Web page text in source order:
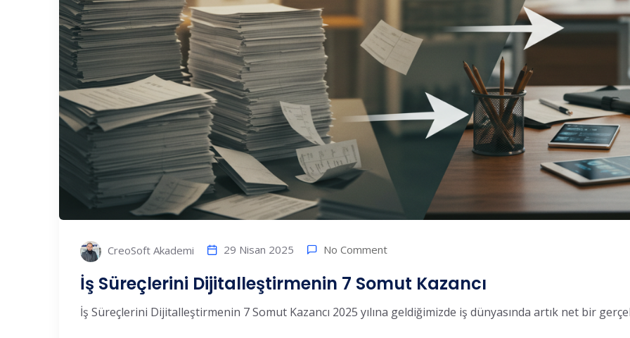
CreoSoft Akademi 29 Nisan 2025 No Comment
İş Süreçlerini Dijitalleştirmenin 7 Somut Kazancı
İş Süreçlerini Dijitalleştirmenin 7 Somut Kazancı 2025 yılına geldiğimizde iş dünyasında artık net bir